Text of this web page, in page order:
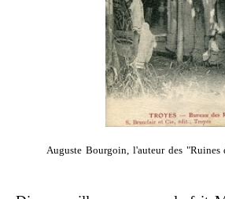
Auguste Bourgoin, l'auteur des